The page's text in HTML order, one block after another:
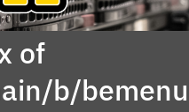
of
b/